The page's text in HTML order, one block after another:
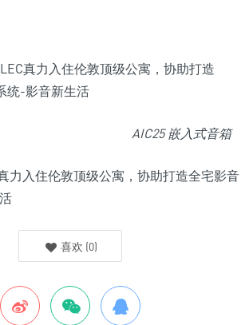
AIC25 嵌入式音箱
喜欢 (0)